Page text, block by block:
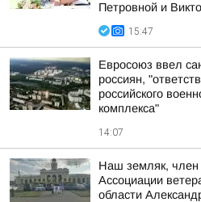
Петровной и
15:47
Евросоюз ввел
россиян,
российского
комплекса"
14:07
Наш земляк, член
Ассоциации
области